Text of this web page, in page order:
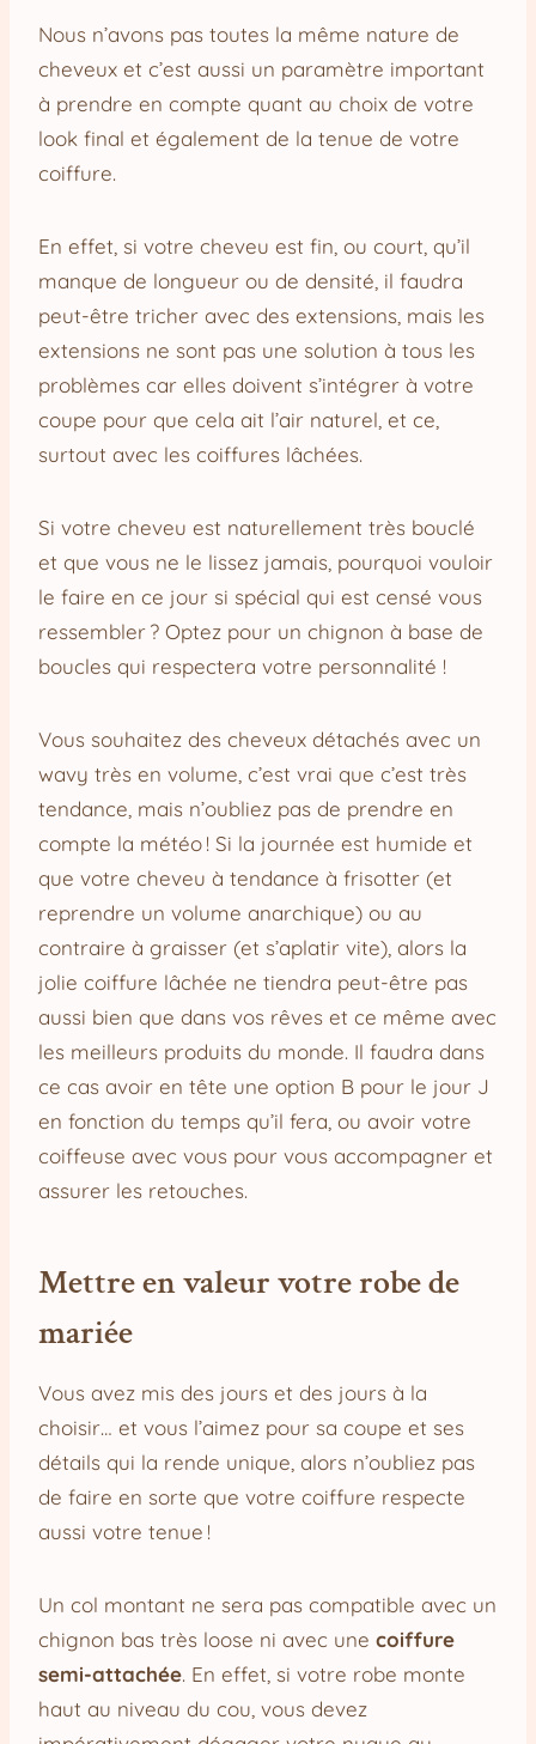
Nous n’avons pas toutes la même nature de
cheveux et c’est aussi un paramètre important
à prendre en compte quant au choix de votre
look final et également de la tenue de votre
coiffure.
En effet, si votre cheveu est fin, ou court, qu’il
manque de longueur ou de densité, il faudra
peut-être tricher avec des extensions, mais les
extensions ne sont pas une solution à tous les
problèmes car elles doivent s’intégrer à votre
coupe pour que cela ait l’air naturel, et ce,
surtout avec les coiffures lâchées.
Si votre cheveu est naturellement très bouclé
et que vous ne le lissez jamais, pourquoi vouloir
le faire en ce jour si spécial qui est censé vous
ressembler ? Optez pour un chignon à base de
boucles qui respectera votre personnalité !
Vous souhaitez des cheveux détachés avec un
wavy très en volume, c’est vrai que c’est très
tendance, mais n’oubliez pas de prendre en
compte la météo ! Si la journée est humide et
que votre cheveu à tendance à frisotter (et
reprendre un volume anarchique) ou au
contraire à graisser (et s’aplatir vite), alors la
jolie coiffure lâchée ne tiendra peut-être pas
aussi bien que dans vos rêves et ce même avec
les meilleurs produits du monde. Il faudra dans
ce cas avoir en tête une option B pour le jour J
en fonction du temps qu’il fera, ou avoir votre
coiffeuse avec vous pour vous accompagner et
assurer les retouches.
Mettre en valeur votre robe de
mariée
Vous avez mis des jours et des jours à la
choisir… et vous l’aimez pour sa coupe et ses
détails qui la rende unique, alors n’oubliez pas
de faire en sorte que votre coiffure respecte
aussi votre tenue !
Un col montant ne sera pas compatible avec un
chignon bas très loose ni avec une coiffure
semi-attachée. En effet, si votre robe monte
haut au niveau du cou, vous devez